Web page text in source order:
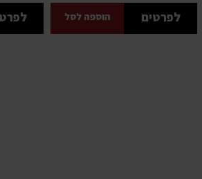
לפרטים הוספה לסל